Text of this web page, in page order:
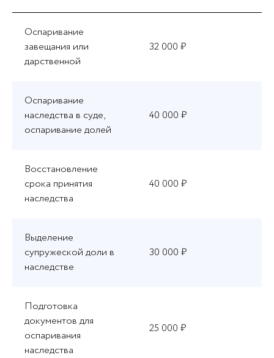
Оспаривание
завещания или
дарственной
32 000 ₽
Оспаривание
наследства в суде,
оспаривание долей
40 000 ₽
Восстановление
срока принятия
наследства
40 000 ₽
Выделение
супружеской доли в
наследстве
30 000 ₽
Подготовка
документов для
оспаривания
наследства
25 000 ₽